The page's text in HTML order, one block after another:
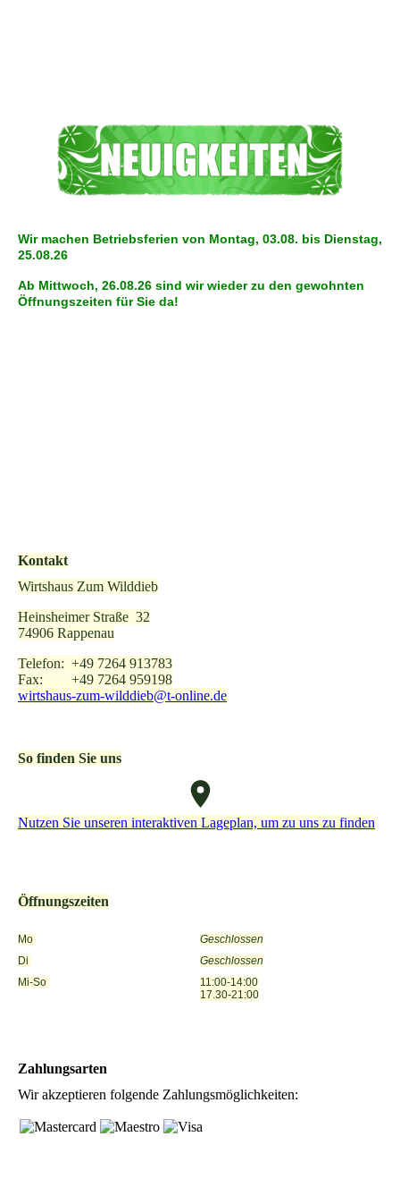
Wir machen Betriebsferien von Montag, 03.08. bis Dienstag,
25.08.26
Ab Mittwoch, 26.08.26 sind wir wieder zu den gewohnten
Öffnungszeiten für Sie da!
Kontakt
Wirtshaus Zum Wilddieb
Heinsheimer Straße 32
74906 Rappenau
Telefon: +49 7264 913783
Fax: +49 7264 959198
wirtshaus-zum-wilddieb@t-online.de
So finden Sie uns
Nutzen Sie unseren interaktiven La­ge­plan, um zu uns zu finden
Öffnungszeiten
Mo
Geschlossen
Di
Geschlossen
Mi-So
11:00-14:00
17.30-21:00
Zahlungsarten
Wir akzeptieren folgende Zahlungsmöglichkeiten: